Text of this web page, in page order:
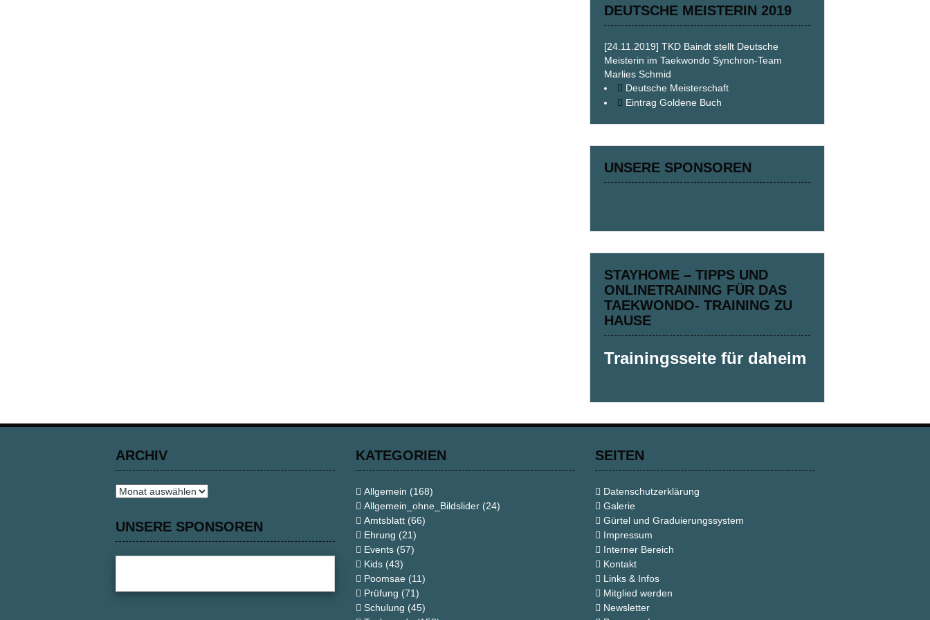
DEUTSCHE MEISTERIN 2019
[24.11.2019] TKD Baindt stellt Deutsche
Meisterin im Taekwondo Synchron-Team
Marlies Schmid
Deutsche Meisterschaft
Eintrag Goldene Buch
UNSERE SPONSOREN
STAYHOME – TIPPS UND
ONLINETRAINING FÜR DAS
TAEKWONDO- TRAINING ZU
HAUSE
Trainingsseite für daheim
ARCHIV
Archiv
UNSERE SPONSOREN
KATEGORIEN
Allgemein (168)
Allgemein_ohne_Bildslider(24)
Amtsblatt(66)
Ehrung (21)
Events(57)
Kids(43)
Poomsae(11)
Prüfung (71)
Schulung (45)
SEITEN
Datenschutzerklärung
Galerie
Gürtel und Graduierungssystem
Impressum
Interner Bereich
Kontakt
Links & Infos
Mitglied werden
Newsletter